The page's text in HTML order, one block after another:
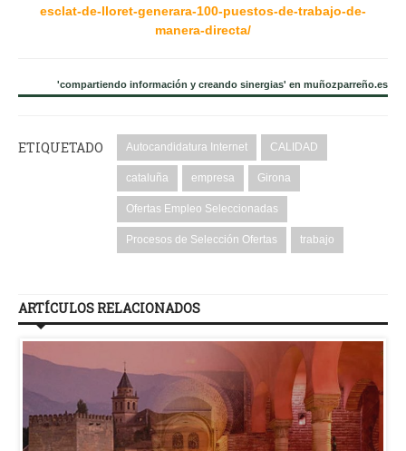
esclat-de-lloret-generara-100-puestos-de-trabajo-de-
manera-directa/
'compartiendo información y creando sinergias' en muñozparreño.es
ETIQUETADO Autocandidatura Internet CALIDAD
cataluña empresa Girona
Ofertas Empleo Seleccionadas
Procesos de Selección Ofertas trabajo
ARTÍCULOS RELACIONADOS